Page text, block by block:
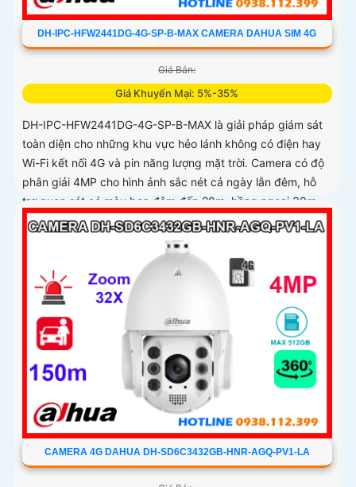
DH-IPC-HFW2441DG-4G-SP-B-MAX CAMERA DAHUA SIM 4G
Giá Bán:
Giá Khuyến Mại: 5%-35%
DH-IPC-HFW2441DG-4G-SP-B-MAX là giải pháp giám sát
toàn diện cho những khu vực hẻo lánh không có điện hay
Wi-Fi kết nối 4G và pin năng lượng mặt trời. Camera có độ
phân giải 4MP cho hình ảnh sắc nét cả ngày lẫn đêm, hỗ
trợ quan sát có màu ban đêm đến 20m, hồng ngoại 30m
và đàm thoại hai chiều
CAMERA 4G DAHUA DH-SD6C3432GB-HNR-AGQ-PV1-LA